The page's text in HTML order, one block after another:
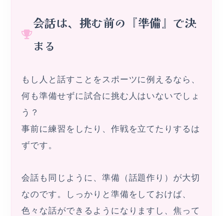
会話は、挑む前の『準備』で決
まる
もし人と話すことをスポーツに例えるなら、
何も準備せずに試合に挑む人はいないでしょ
う？
事前に練習をしたり、作戦を立てたりするは
ずです。
会話も同じように、準備（話題作り）が大切
なのです。しっかりと準備をしておけば、
色々な話ができるようになりますし、焦って